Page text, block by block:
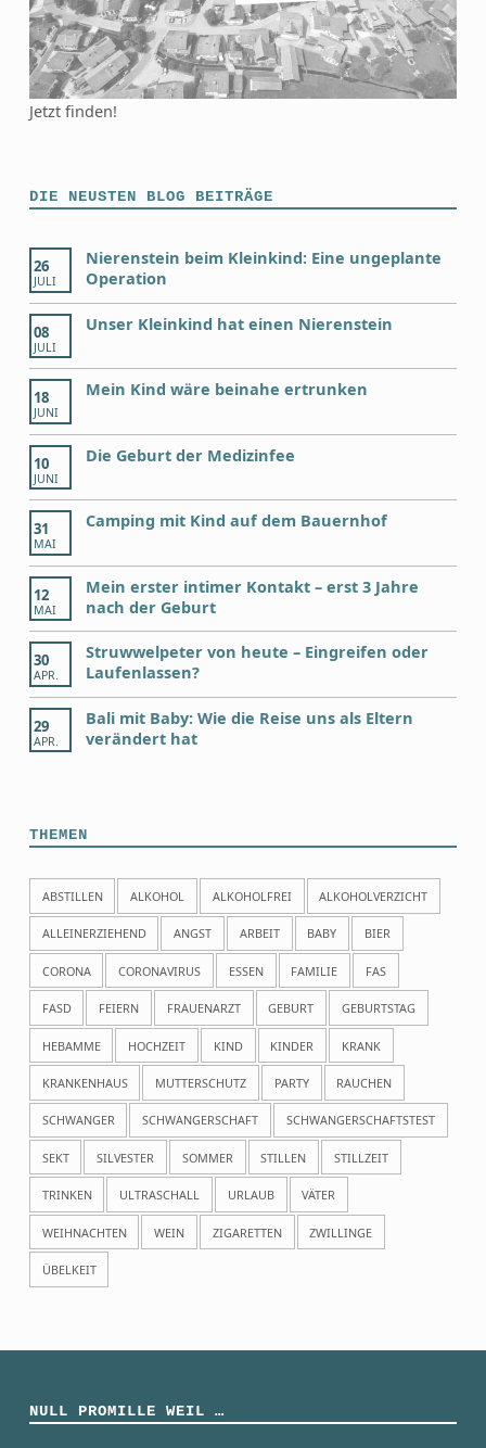
Jetzt finden!
DIE NEUSTEN BLOG BEITRÄGE
26
JULI
Nierenstein beim Kleinkind: Eine ungeplante
Operation
08
JULI
Unser Kleinkind hat einen Nierenstein
18
JUNI
Mein Kind wäre beinahe ertrunken
10
JUNI
Die Geburt der Medizinfee
31
MAI
Camping mit Kind auf dem Bauernhof
12
MAI
Mein erster intimer Kontakt – erst 3 Jahre
nach der Geburt
30
APR.
Struwwelpeter von heute – Eingreifen oder
Laufenlassen?
29
APR.
Bali mit Baby: Wie die Reise uns als Eltern
verändert hat
THEMEN
ABSTILLEN ALKOHOL ALKOHOLFREI ALKOHOLVERZICHT
ALLEINERZIEHEND ANGST ARBEIT BABY BIER
CORONA CORONAVIRUS ESSEN FAMILIE FAS
FASD FEIERN FRAUENARZT GEBURT GEBURTSTAG
HEBAMME HOCHZEIT KIND KINDER KRANK
KRANKENHAUS MUTTERSCHUTZ PARTY RAUCHEN
SCHWANGER SCHWANGERSCHAFT SCHWANGERSCHAFTSTEST
SEKT SILVESTER SOMMER STILLEN STILLZEIT
TRINKEN ULTRASCHALL URLAUB VÄTER
WEIHNACHTEN WEIN ZIGARETTEN ZWILLINGE
ÜBELKEIT
NULL PROMILLE WEIL …